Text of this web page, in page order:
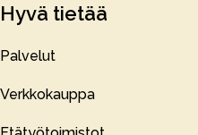
Hyvä tietää
Palvelut
Verkkokauppa